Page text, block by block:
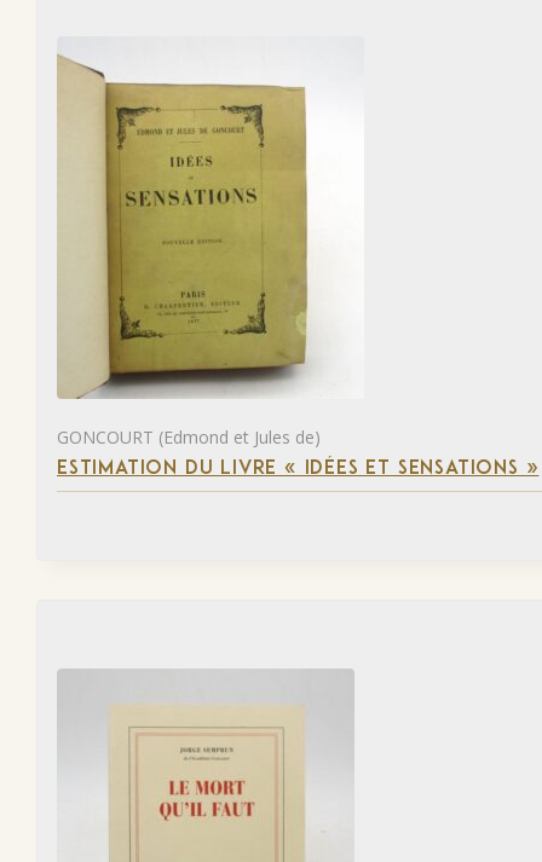
GONCOURT (Edmond et Jules de)
ESTIMATION DU LIVRE « IDÉES ET SENSATIONS »